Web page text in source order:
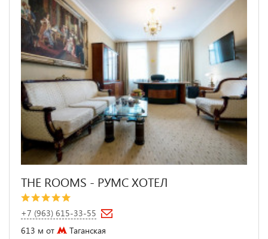
THE ROOMS - РУМС ХОТЕЛ
+7 (963) 615-33-55
613 м от
Таганская